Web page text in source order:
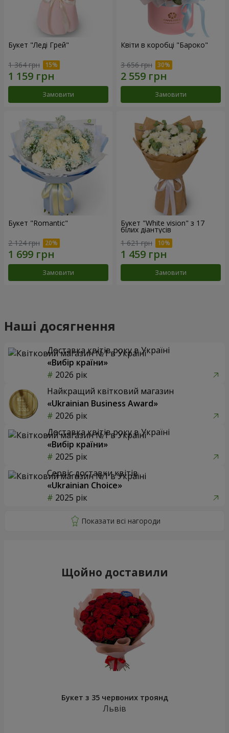
Букет "Леді Грей"
1 364 грн
Замовити
Квіти в коробці "Бароко"
3 656 грн
Замовити
Букет "Romantic"
2 124 грн
Замовити
Букет "White vision" з 17
білих діантусів
1 621 грн
Замовити
Наші досягнення
Доставка квітів року в Україні
«Вибір країни»
2026 рік
Найкращий квітковий магазин
«Ukrainian Business Award»
2026 рік
Доставка квітів року в Україні
«Вибір країни»
2025 рік
Сервіс доставки квітів
«Ukrainian Choice»
2025 рік
Щойно доставили
Букет з 35 червоних троянд
Львів